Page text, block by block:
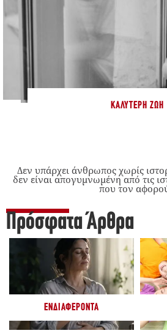
ΚΑΛΎΤΕΡΗ ΖΩΉ
Δεν υπάρχει άνθρωπος χωρίς
δεν είναι απογυμνωμένη από τις
που τον
Πρόσφατα Άρθρα
ΕΝΔΙΑΦΈΡΟΝΤΑ